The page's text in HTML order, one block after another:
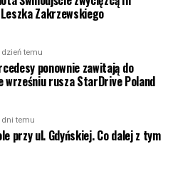
Zakrzewskiego
dzień temu
ponownie zawitają do
wrześniu rusza StarDrive Poland
dni temu
przy ul. Gdyńskiej. Co dalej z tym